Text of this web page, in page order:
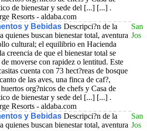
de bienestar y sede del [...] [...] .
Resorts - aldaba.com
y Bebidas Descripci?n de la
quienes buscan bienestar total, aventura
cultural; el equilibrio en Hacienda
creencia de que el bienestar total se
moverse con rapidez o lentitud. Este
cuenta con 73 hect?reas de bosque
de las aves, una finca de caf?,
org?nicos de chefs y Casa de
de bienestar y sede del [...] [...] .
Resorts - aldaba.com
San
Jos
y Bebidas Descripci?n de la
quienes buscan bienestar total, aventura
San
Jos